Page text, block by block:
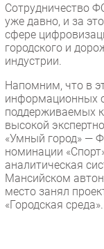
Сотрудничество
уже давно, и за
сфере
городского и
индустрии.
Напомним, что в
информационных
поддерживаемых
высокой
«Умный город» —
номинации
аналитическая
Мансийском
место занял
«Городская среда».